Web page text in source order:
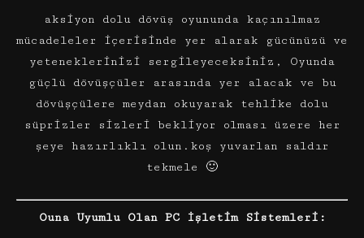
aksiyon dolu dövüş oyununda kaçınılmaz
mücadeleler içerisinde yer alarak gücünüzü ve
yeteneklerinizi sergileyeceksiniz, Oyunda
güçlü dövüşçüler arasında yer alacak ve bu
dövüşçülere meydan okuyarak tehlike dolu
süprizler sizleri bekliyor olması üzere her
şeye hazırlıklı olun.koş yuvarlan saldır
tekmele 🙂
Ouna Uyumlu Olan PC İşletim Sistemleri: